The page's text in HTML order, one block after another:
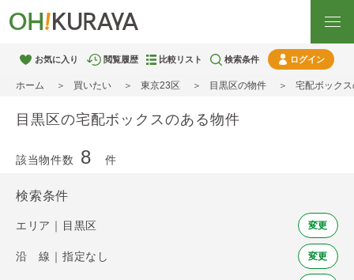
お気に入り 閲覧履歴 比較リスト 検索条件 ログイン
ホーム 買いたい 東京23区 目黒区の物件 宅配ボック
目黒区の宅配ボックスのある物件
該当物件数 8 件
検索条件
エリア｜目黒区 変更
沿 線｜指定なし 変更